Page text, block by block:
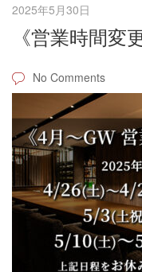
2025年5月30日
《営業時間変
No Comments